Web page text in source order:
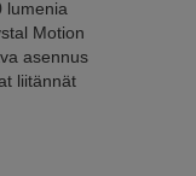
lumenia
Motion
asennus
liitännät